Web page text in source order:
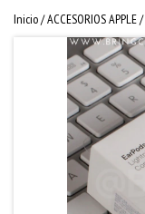
Inicio/ACCESORIOS APPLE/